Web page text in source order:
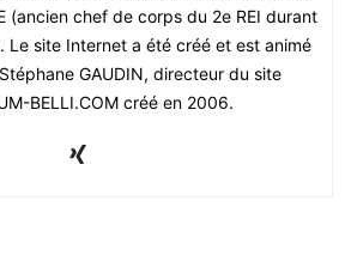
(ancien chef de corps du 2e REI durant
Le site Internet a été créé et est animé
GAUDIN, directeur du site
BELLI.COM créé en 2006.